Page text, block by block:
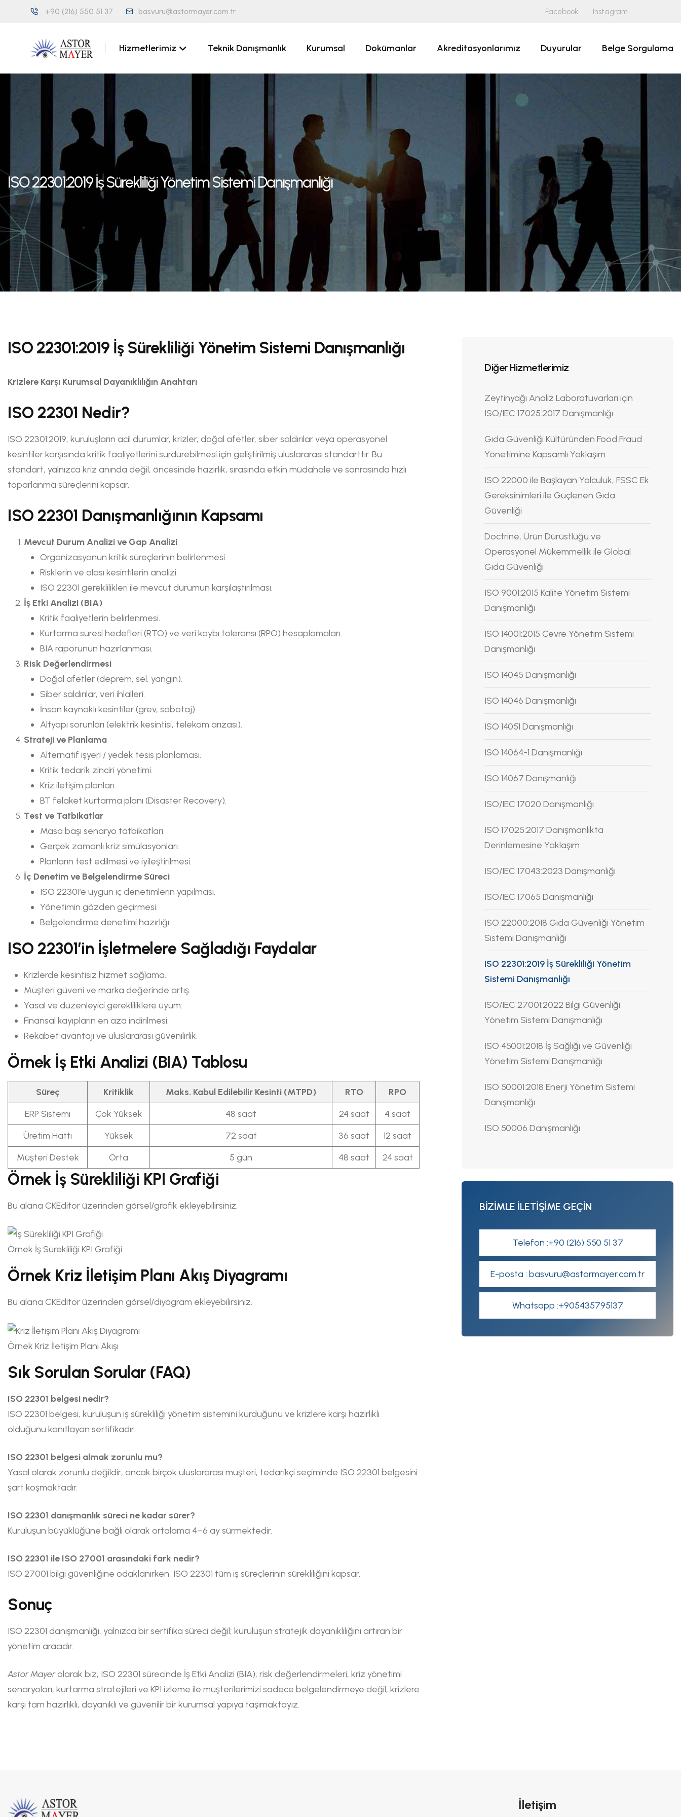
+90 (216) 550 51 37 basvuru@astormayer.com.tr Facebook Instagram
Hizmetlerimiz Teknik Danışmanlık Kurumsal Dokümanlar Akreditasyonlarımız Duyurular Belge Sorgulama
ISO 22301:2019 İş Sürekliliği Yönetim Sistemi Danışmanlığı
ISO 22301:2019 İş Sürekliliği Yönetim Sistemi Danışmanlığı
Krizlere Karşı Kurumsal Dayanıklılığın Anahtarı
ISO 22301 Nedir?
ISO 22301:2019, kuruluşların acil durumlar, krizler, doğal afetler, siber saldırılar veya operasyonel
kesintiler karşısında kritik faaliyetlerini sürdürebilmesi için geliştirilmiş uluslararası standarttır. Bu
standart, yalnızca kriz anında değil, öncesinde hazırlık, sırasında etkin müdahale ve sonrasında hızlı
toparlanma süreçlerini kapsar.
ISO 22301 Danışmanlığının Kapsamı
Mevcut Durum Analizi ve Gap Analizi
Organizasyonun kritik süreçlerinin belirlenmesi.
Risklerin ve olası kesintilerin analizi.
ISO 22301 gereklilikleri ile mevcut durumun karşılaştırılması.
İş Etki Analizi (BIA)
Kritik faaliyetlerin belirlenmesi.
Kurtarma süresi hedefleri (RTO) ve veri kaybı toleransı (RPO) hesaplamaları.
BIA raporunun hazırlanması.
Risk Değerlendirmesi
Doğal afetler (deprem, sel, yangın).
Siber saldırılar, veri ihlalleri.
İnsan kaynaklı kesintiler (grev, sabotaj).
Altyapı sorunları (elektrik kesintisi, telekom arızası).
Strateji ve Planlama
Alternatif işyeri / yedek tesis planlaması.
Kritik tedarik zinciri yönetimi.
Kriz iletişim planları.
BT felaket kurtarma planı (Disaster Recovery).
Test ve Tatbikatlar
Masa başı senaryo tatbikatları.
Gerçek zamanlı kriz simülasyonları.
Planların test edilmesi ve iyileştirilmesi.
İç Denetim ve Belgelendirme Süreci
ISO 22301’e uygun iç denetimlerin yapılması.
Yönetimin gözden geçirmesi.
Belgelendirme denetimi hazırlığı.
ISO 22301’in İşletmelere Sağladığı Faydalar
Krizlerde kesintisiz hizmet sağlama.
Müşteri güveni ve marka değerinde artış.
Yasal ve düzenleyici gerekliliklere uyum.
Finansal kayıpların en aza indirilmesi.
Rekabet avantajı ve uluslararası güvenilirlik.
Örnek İş Etki Analizi (BIA) Tablosu
Süreç Kritiklik Maks. Kabul Edilebilir Kesinti (MTPD) RTO
RPO
ERP Sistemi
Çok Yüksek 48 saat 24 saat
4 saat
Üretim Hattı
Yüksek 72 saat 36 saat
12 saat
Müşteri Destek
Orta 5 gün 48 saat 24 saat
Örnek İş Sürekliliği KPI Grafiği
Bu alana CKEditor üzerinden görsel/grafik ekleyebilirsiniz.
Örnek İş Sürekliliği KPI Grafiği
Örnek Kriz İletişim Planı Akış Diyagramı
Bu alana CKEditor üzerinden görsel/diyagram ekleyebilirsiniz.
Örnek Kriz İletişim Planı Akışı
Sık Sorulan Sorular (FAQ)
ISO 22301 belgesi nedir?
ISO 22301 belgesi, kuruluşun iş sürekliliği yönetim sistemini kurduğunu ve krizlere karşı hazırlıklı
olduğunu kanıtlayan sertifikadır.
ISO 22301 belgesi almak zorunlu mu?
Yasal olarak zorunlu değildir; ancak birçok uluslararası müşteri, tedarikçi seçiminde ISO 22301 belgesini
şart koşmaktadır.
ISO 22301 danışmanlık süreci ne kadar sürer?
Kuruluşun büyüklüğüne bağlı olarak ortalama 4–6 ay sürmektedir.
ISO 22301 ile ISO 27001 arasındaki fark nedir?
ISO 27001 bilgi güvenliğine odaklanırken, ISO 22301 tüm iş süreçlerinin sürekliliğini kapsar.
Sonuç
ISO 22301 danışmanlığı, yalnızca bir sertifika süreci değil; kuruluşun stratejik dayanıklılığını artıran bir
yönetim aracıdır.
Astor Mayerolarak biz, ISO 22301 sürecinde İş Etki Analizi (BIA), risk değerlendirmeleri, kriz yönetimi
senaryoları, kurtarma stratejileri ve KPI izleme ile müşterilerimizi sadece belgelendirmeye değil, krizlere
karşı tam hazırlıklı, dayanıklı ve güvenilir bir kurumsal yapıya taşımaktayız.
Diğer Hizmetlerimiz
Zeytinyağı Analiz Laboratuvarları için
ISO/IEC 17025:2017 Danışmanlığı
Gıda Güvenliği Kültüründen Food Fraud
Yönetimine Kapsamlı Yaklaşım
ISO 22000 ile Başlayan Yolculuk, FSSC Ek
Gereksinimleri ile Güçlenen Gıda
Güvenliği
Doctrine, Ürün Dürüstlüğü ve
Operasyonel Mükemmellik ile Global
Gıda Güvenliği
ISO 9001:2015 Kalite Yönetim Sistemi
Danışmanlığı
ISO 14001:2015 Çevre Yönetim Sistemi
Danışmanlığı
ISO 14045 Danışmanlığı
ISO 14046 Danışmanlığı
ISO 14051 Danışmanlığı
ISO 14064-1 Danışmanlığı
ISO 14067 Danışmanlığı
ISO/IEC 17020 Danışmanlığı
ISO 17025:2017 Danışmanlıkta
Derinlemesine Yaklaşım
ISO/IEC 17043:2023 Danışmanlığı
ISO/IEC 17065 Danışmanlığı
ISO 22000:2018 Gıda Güvenliği Yönetim
Sistemi Danışmanlığı
ISO 22301:2019 İş Sürekliliği Yönetim
Sistemi Danışmanlığı
ISO/IEC 27001:2022 Bilgi Güvenliği
Yönetim Sistemi Danışmanlığı
ISO 45001:2018 İş Sağlığı ve Güvenliği
Yönetim Sistemi Danışmanlığı
ISO 50001:2018 Enerji Yönetim Sistemi
Danışmanlığı
ISO 50006 Danışmanlığı
BİZİMLE İLETİŞİME GEÇİN
Telefon :+90 (216) 550 51 37
E-posta : basvuru@astormayer.com.tr
Whatsapp :+905435795137
İletişim